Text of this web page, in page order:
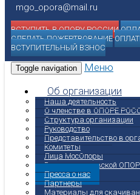
mgo_opora@mail.ru
ВСТУПИТЬ В ОПОРУ РОССИИ
СДЕЛАТЬ ПОЖЕРТВОВАНИЕ
ВСТУПИТЕЛЬНЫЙ ВЗНОС
Toggle navigation
Меню
Об организации
Наша деятельность
О членстве в ОПОРЕ
Структура организации
Руководство
Представительство в
Комитеты
Лица МосОпоры
Вестник московской
Пресса о нас
Партнеры
Материалы для